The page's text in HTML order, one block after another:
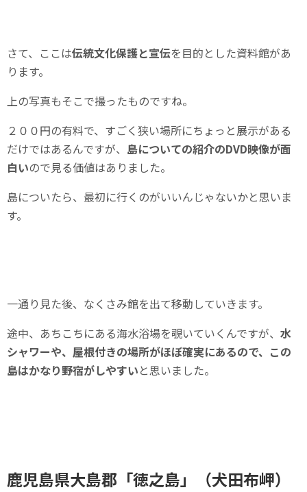
さて、ここは伝統文化保護と宣伝を目的とした資料館があ
ります。
上の写真もそこで撮ったものですね。
２００円の有料で、すごく狭い場所にちょっと展示がある
だけではあるんですが、 島についての紹介のDVD映像が面
白いので見る価値はありました。
島についたら、最初に行くのがいいんじゃないかと思いま
す。
一通り見た後、なくさみ館を出て移動していきます。
途中、あちこちにある海水浴場を覗いていくんですが、 水
シャワーや、屋根付きの場所がほぼ確実にあるので、この
島はかなり野宿がしやすいと思いました。
鹿児島県大島郡「徳之島」（犬田布岬）